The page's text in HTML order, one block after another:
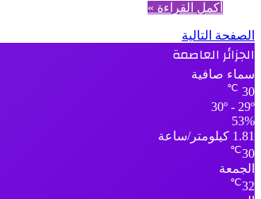
أكمل القراءة »
الصفحة التالية
الجزائر العاصمة
سماء صافية
30
℃
30º - 29º
53%
1.81 كيلومتر/ساعة
30
℃
الجمعة
32
℃